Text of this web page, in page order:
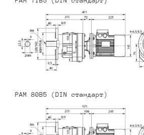
PAM 80B5 (DIN стандарт)